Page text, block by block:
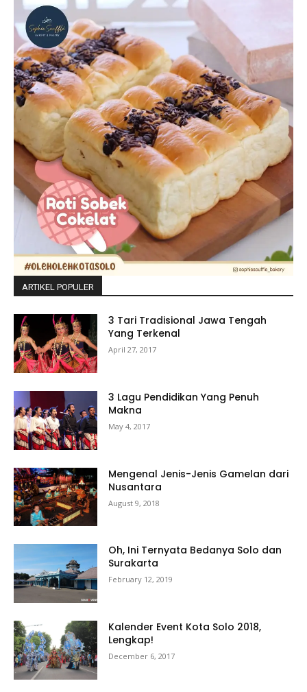
ARTIKEL POPULER
3 Tari Tradisional Jawa Tengah
Yang Terkenal
April 27, 2017
3 Lagu Pendidikan Yang Penuh
Makna
May 4, 2017
Mengenal Jenis-Jenis Gamelan dari
Nusantara
August 9, 2018
Oh, Ini Ternyata Bedanya Solo dan
Surakarta
February 12, 2019
Kalender Event Kota Solo 2018,
Lengkap!
December 6, 2017